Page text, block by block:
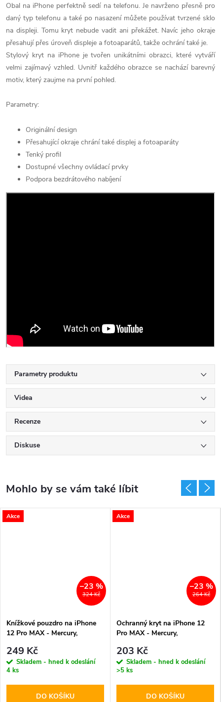
Obal na iPhone perfektně sedí na telefonu. Je navrženo přesně pro
daný typ telefonu a také po nasazení můžete používat tvrzené sklo
na displeji. Tomu kryt nebude vadit ani překážet. Navíc jeho okraje
přesahují přes úroveň displeje a fotoaparátů, takže ochrání také je.
Stylový kryt na iPhone je tvořen unikátními obrazci, které vytváří
velmi zajímavý vzhled. Uvnitř každého obrazce se nachází barevný
motiv, který zaujme na první pohled.
Parametry:
Originální design
Přesahující okraje chrání také displej a fotoaparáty
Tenký profil
Dostupné všechny ovládací prvky
Podpora bezdrátového nabíjení
Parametry produktu
Videa
Recenze
Diskuse
Akce
324 Kč
–23 %
Knížkové pouzdro na iPhone
12 Pro MAX - Mercury,
249 Kč
Skladem - hned k odeslání
4 ks
DO KOŠÍKU
Akce
264 Kč
–23 %
Ochranný kryt na iPhone 12
Pro MAX - Mercury,
203 Kč
Skladem - hned k odeslání
>5 ks
DO KOŠÍKU